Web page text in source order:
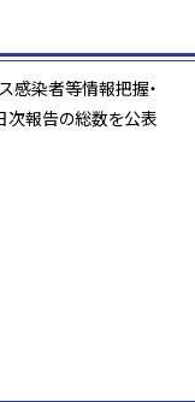
感染者等情報把握・
次報告の総数を公表